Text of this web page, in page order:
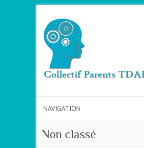
Non classé